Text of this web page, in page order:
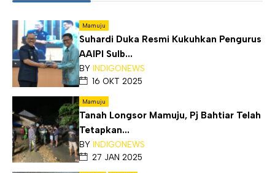
Mamuju
Suhardi Duka Resmi Kukuhkan Pengurus
AAIPI Sulb...
BY INDIGONEWS
16 OKT 2025
Mamuju
Tanah Longsor Mamuju, Pj Bahtiar Telah
Tetapkan...
BY INDIGONEWS
27 JAN 2025